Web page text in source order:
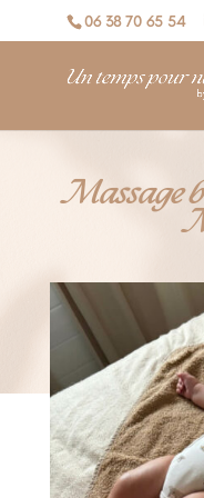
06 38 70 65 54
Massage